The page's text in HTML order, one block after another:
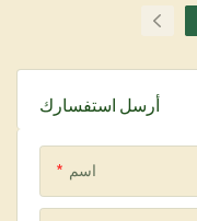
أرسل استفسارك
اسم